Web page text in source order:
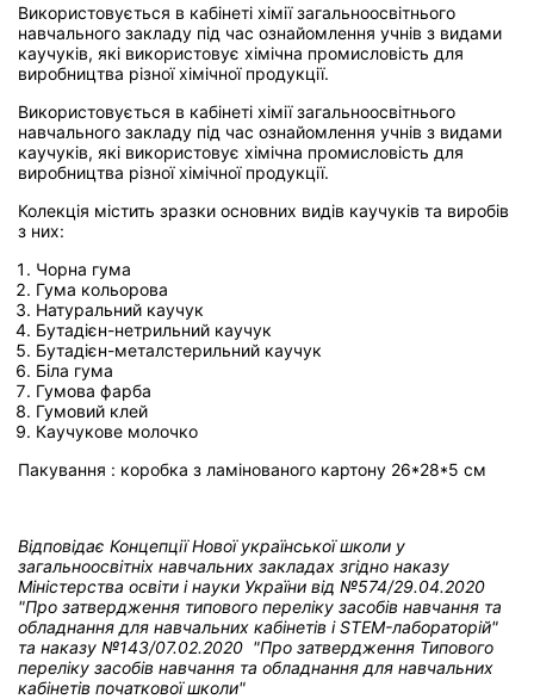
Використовується в кабінеті хімії загальноосвітнього
навчального закладу під час ознайомлення учнів з видами
каучуків, які використовує хімічна промисловість для
виробництва різної хімічної продукції.
Використовується в кабінеті хімії загальноосвітнього
навчального закладу під час ознайомлення учнів з видами
каучуків, які використовує хімічна промисловість для
виробництва різної хімічної продукції.
Колекція містить зразки основних видів каучуків та виробів
з них:
Чорна гума
Гума кольорова
Натуральний каучук
Бутадієн-нетрильний каучук
Бутадієн-металстерильний каучук
Біла гума
Гумова фарба
Гумовий клей
Каучукове молочко
Пакування : коробка з ламінованого картону 26*28*5 см
Відповідає Концепції Нової української школи у
загальноосвітніх навчальних закладах згідно наказу
Міністерства освіти і науки України від №574/29.04.2020
"Про затвердження типового переліку засобів навчання та
обладнання для навчальних кабінетів і STEM-лабораторій"
та наказу №143/07.02.2020 "Про затвердження Типового
переліку засобів навчання та обладнання для навчальних
кабінетів початкової школи"